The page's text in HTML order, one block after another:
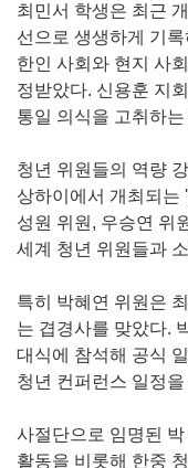
최민서 학생은 최근
선으로 생생하게 기
한인 사회와 현지 사
정받았다. 신용훈 지
통일 의식을 고취하
청년 위원들의 역량
상하이에서 개최되는
성원 위원, 우승연 위
세계 청년 위원들과
특히 박혜연 위원은
는 겹경사를 맞았다.
대식에 참석해 공식
청년 컨퍼런스 일정
사절단으로 임명된
활동을 비롯해 한중